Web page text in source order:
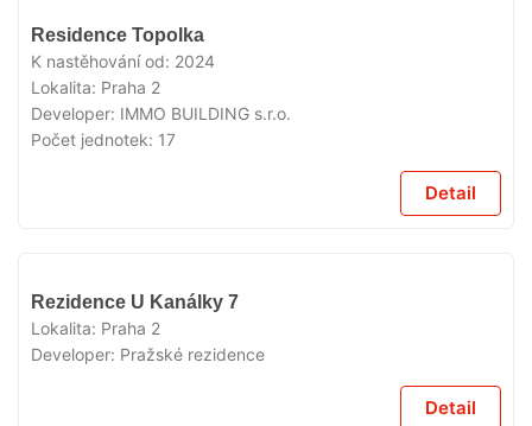
Residence Topolka
K nastěhování od: 2024
Lokalita: Praha 2
Developer: IMMO BUILDING s.r.o.
Počet jednotek: 17
Detail
Rezidence U Kanálky 7
Lokalita: Praha 2
Developer: Pražské rezidence
Detail